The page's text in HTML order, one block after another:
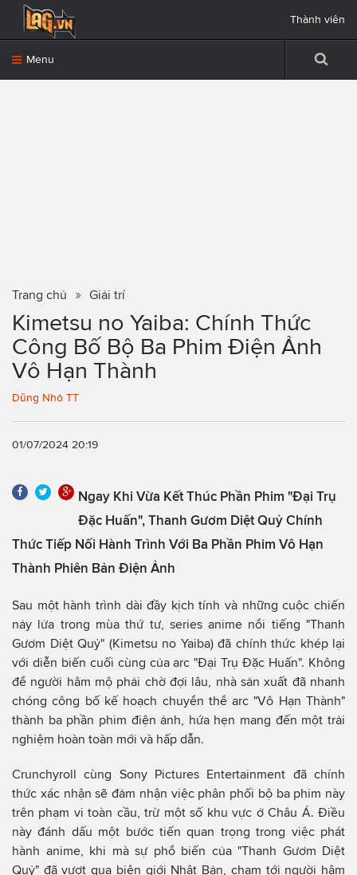
Menu
Thành viên
Trang chủ Giải trí
Kimetsu no Yaiba: Chính Thức
Công Bố Bộ Ba Phim Điện Ảnh
Vô Hạn Thành
Dũng Nhỏ TT
01/07/2024 20:19
Ngay Khi Vừa Kết Thúc Phần Phim "Đại Trụ
Đặc Huấn", Thanh Gươm Diệt Quỷ Chính
Thức Tiếp Nối Hành Trình Với Ba Phần Phim Vô Hạn
Thành Phiên Bản Điện Ảnh
Sau một hành trình dài đầy kịch tính và những cuộc chiến
nảy lửa trong mùa thứ tư, series anime nổi tiếng "Thanh
Gươm Diệt Quỷ" (Kimetsu no Yaiba) đã chính thức khép lại
với diễn biến cuối cùng của arc "Đại Trụ Đặc Huấn". Không
để người hâm mộ phải chờ đợi lâu, nhà sản xuất đã nhanh
chóng công bố kế hoạch chuyển thể arc "Vô Hạn Thành"
thành ba phần phim điện ảnh, hứa hẹn mang đến một trải
nghiệm hoàn toàn mới và hấp dẫn.
Crunchyroll cùng Sony Pictures Entertainment đã chính
thức xác nhận sẽ đảm nhận việc phân phối bộ ba phim này
trên phạm vi toàn cầu, trừ một số khu vực ở Châu Á. Điều
này đánh dấu một bước tiến quan trọng trong việc phát
hành anime, khi mà sự phổ biến của "Thanh Gươm Diệt
Quỷ" đã vượt qua biên giới Nhật Bản, chạm tới người hâm